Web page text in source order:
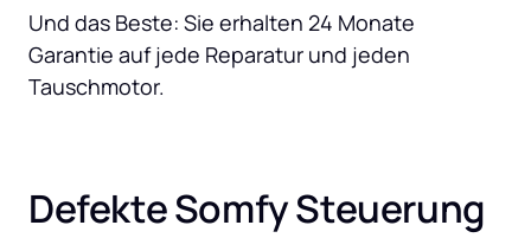
Und das Beste: Sie erhalten 24 Monate
Garantie auf jede Reparatur und jeden
Tauschmotor.
Defekte Somfy Steuerung